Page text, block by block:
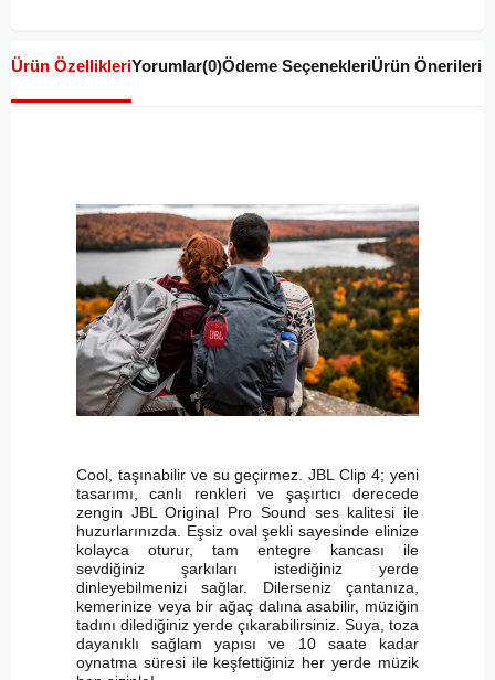
Ürün ÖzellikleriYorumlar(0)Ödeme SeçenekleriÜrün Önerileri
Cool, taşınabilir ve su geçirmez. JBL Clip 4; yeni
tasarımı, canlı renkleri ve şaşırtıcı derecede
zengin JBL Original Pro Sound ses kalitesi ile
huzurlarınızda. Eşsiz oval şekli sayesinde elinize
kolayca oturur, tam entegre kancası ile
sevdiğiniz şarkıları istediğiniz yerde
dinleyebilmenizi sağlar. Dilerseniz çantanıza,
kemerinize veya bir ağaç dalına asabilir, müziğin
tadını dilediğiniz yerde çıkarabilirsiniz. Suya, toza
dayanıklı sağlam yapısı ve 10 saate kadar
oynatma süresi ile keşfettiğiniz her yerde müzik